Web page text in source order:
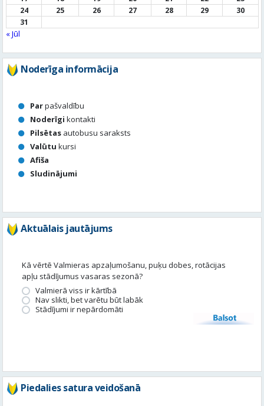
24
25 26 27 28 29
30
31
« Jūl
Noderīga informācija
Parpašvaldību
Noderīgi kontakti
Pilsētas autobusu saraksts
Valūtu kursi
Afiša
Sludinājumi
Aktuālais jautājums
Kā vērtē Valmieras apzaļumošanu, puķu dobes, rotācijas
apļu stādījumus vasaras sezonā?
Valmierā viss ir kārtībā
Nav slikti, bet varētu būt labāk
Stādījumi ir nepārdomāti
Balsot
Piedalies satura veidošanā